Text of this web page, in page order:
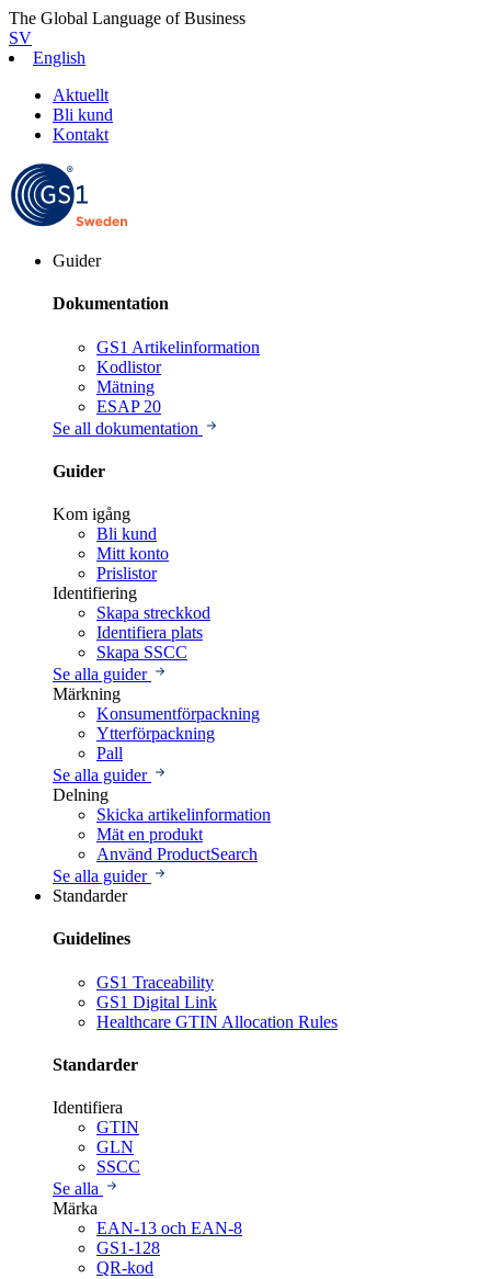
The Global Language of Business
SV
English
Aktuellt
Bli kund
Kontakt
Guider
Dokumentation
GS1 Artikelinformation
Kodlistor
Mätning
ESAP 20
Se all dokumentation
Guider
Kom igång
Bli kund
Mitt konto
Prislistor
Identifiering
Skapa streckkod
Identifiera plats
Skapa SSCC
Se alla guider
Märkning
Konsumentförpackning
Ytterförpackning
Pall
Se alla guider
Delning
Skicka artikelinformation
Mät en produkt
Använd ProductSearch
Se alla guider
Standarder
Guidelines
GS1 Traceability
GS1 Digital Link
Healthcare GTIN Allocation Rules
Standarder
Identifiera
GTIN
GLN
SSCC
Se alla
Märka
EAN-13 och EAN-8
GS1-128
QR-kod